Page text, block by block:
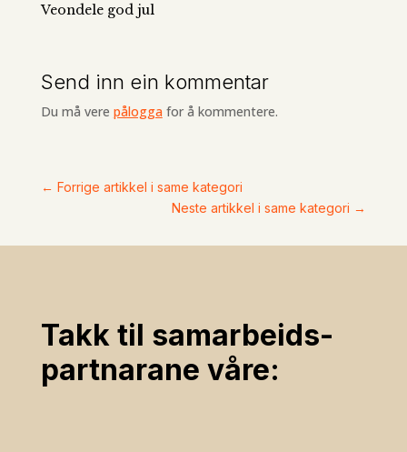
Veondele god jul
Send inn ein kommentar
Du må vere påloggafor å kommentere.
← Forrige artikkel i same kategori
Neste artikkel i same kategori →
Takk til samarbeids­
partnarane våre: